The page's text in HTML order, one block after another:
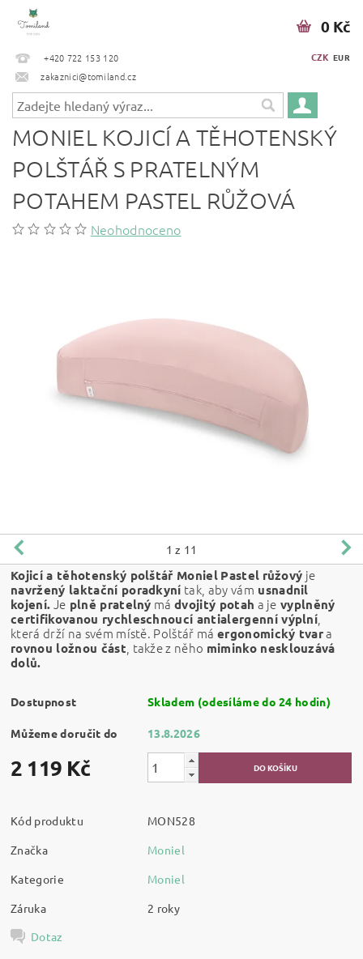
+420 722 153 120
zakaznici@tomiland.cz
CZK EUR
0 Kč
MONIEL KOJICÍ A TĚHOTENSKÝ
POLŠTÁŘ S PRATELNÝM
POTAHEM PASTEL RŮŽOVÁ
Neohodnoceno
1 z 11
Kojicí a těhotenský polštář Moniel Pastel růžový je
navržený laktační poradkyní tak, aby vám usnadnil
kojení. Je plně pratelný mádvojitý potah a je vyplněný
certifikovanou rychleschnoucí antialergenní výplní
která drží na svém místě. Polštář má ergonomický tvara
rovnou ložnou část , takže z něho miminko nesklouzává
dolů.
Dostupnost Skladem (odesíláme do 24 hodin)
Můžeme doručit do 13.8.2026
2 119 Kč
Kód produktu
MON528
Značka
Moniel
Kategorie
Moniel
Záruka
2 roky
Dotaz